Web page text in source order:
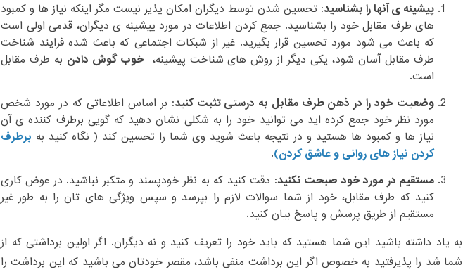
پیشینه ی آنها را بشناسید: تحسین شدن توسط دیگران امکان پذیر نیست مگر اینکه نیاز ها و کمبود
های طرف مقابل خود را بشناسید. جمع کردن اطلاعات در مورد پیشینه ی دیگران، قدمی اولی است
که باعث می شود مورد تحسین قرار بگیرید. غیر از شبکات اجتماعی که باعث شده فرایند شناخت
طرف مقابل آسان شود، یکی دیگر از روش های شناخت پیشینه، خوب گوش دادن به طرف مقابل
است.
وضعیت خود را در ذهن طرف مقابل به درستی تثبت کنید: بر اساس اطلاعاتی که در مورد شخص
مورد نظر خود جمع کرده اید می توانید خود را به شکلی نشان دهید که گویی برطرف کننده ی آن
نیاز ها و کمبود ها هستید و در نتیجه باعث شوید وی شما را تحسین کند ( نگاه کنید به برطرف
کردن نیاز های روانی و عاشق کردن).
مستقیم در مورد خود صبحت نکنید: دقت کنید که به نظر خودپسند و متکبر نباشید. در عوض کاری
کنید که طرف مقابل، خود از شما سوالات لازم را بپرسد و سپس ویژگی های تان را به طور غیر
مستقیم از طریق پرسش و پاسخ بیان کنید.
به یاد داشته باشید این شما هستید که باید خود را تعریف کنید و نه دیگران. اگر اولین برداشتی که از
شما شد را پذیرفتید به خصوص اگر این برداشت منفی باشد، مقصر خودتان می باشید که این برداشت را